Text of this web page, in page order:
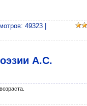
49323 |
А.С.